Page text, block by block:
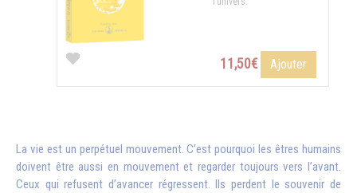
11,50€ Ajouter
La vie est un perpétuel mouvement. C’est pourquoi les êtres humains
doivent être aussi en mouvement et regarder toujours vers l’avant.
Ceux qui refusent d’avancer régressent. Ils perdent le souvenir de